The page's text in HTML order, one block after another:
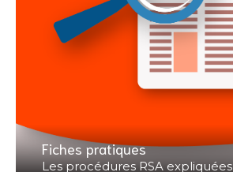
Fiches pratiques
Les procédures RSA